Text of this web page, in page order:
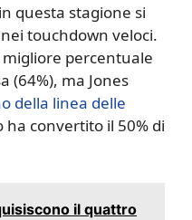
questa stagione si
touchdown veloci.
percentuale
(64%), ma Jones
della linea delle
ha convertito il 50% di
il quattro